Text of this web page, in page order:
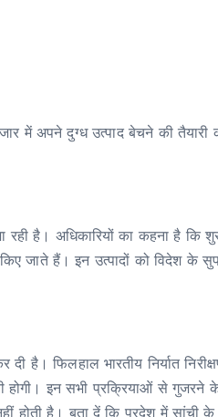
में अपने दुग्ध उत्पाद बेचने की तैयारी
रही है। अधिकारियों का कहना है कि
जाते हैं। इन उत्पादों को विदेश के
है। फिलहाल भारतीय निर्यात
इन सभी प्रक्रियाओं से गुजरने के
होती है। बता दें कि प्रदेश में सांची के